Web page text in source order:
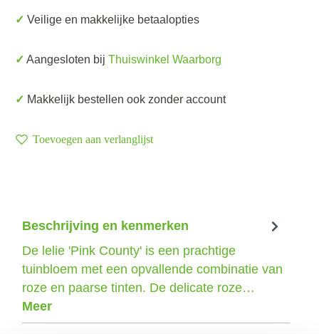
✓ Veilige en makkelijke betaalopties
✓ Aangesloten bij Thuiswinkel Waarborg
✓ Makkelijk bestellen ook zonder account
Toevoegen aan verlanglijst
Beschrijving en kenmerken
De lelie 'Pink County' is een prachtige
tuinbloem met een opvallende combinatie van
roze en paarse tinten. De delicate roze…
Meer